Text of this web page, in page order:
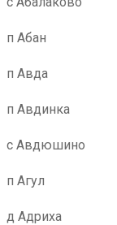
п Абан
п Авда
п Авдинка
с Авдюшино
п Агул
д Адриха